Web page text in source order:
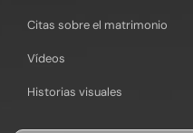
Citas sobre el matrimonio
Vídeos
Historias visuales